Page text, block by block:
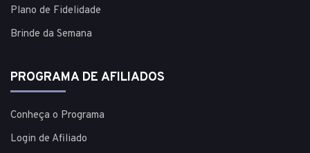
Plano de Fidelidade
Brinde da Semana
PROGRAMA DE AFILIADOS
Conheça o Programa
Login de Afiliado